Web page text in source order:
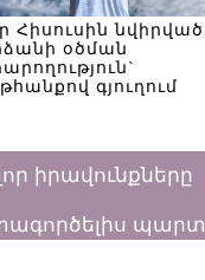
Հիսուսին նվիրված
օծման
գյուղում
իրավունքները